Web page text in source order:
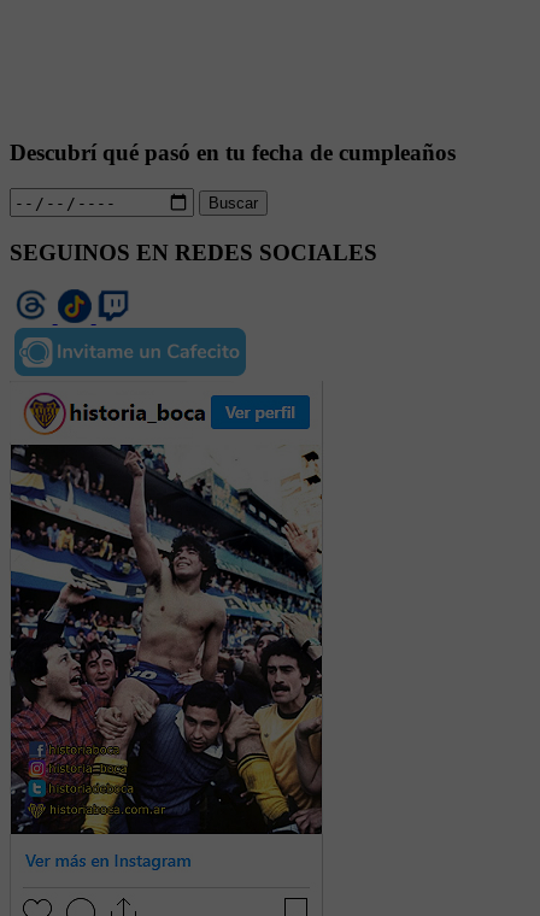
Descubrí qué pasó en tu fecha de cumpleaños
Buscar
SEGUINOS EN REDES SOCIALES